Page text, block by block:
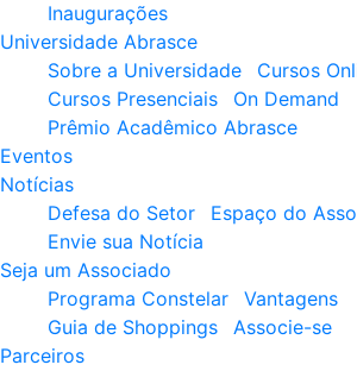
Inaugurações
Universidade Abrasce
Sobre a Universidade
Cursos
Cursos Presenciais
On Demand
Prêmio Acadêmico Abrasce
Eventos
Notícias
Defesa do Setor
Espaço do
Envie sua Notícia
Seja um Associado
Programa Constelar
Vantagens
Guia de Shoppings
Associe-se
Parceiros